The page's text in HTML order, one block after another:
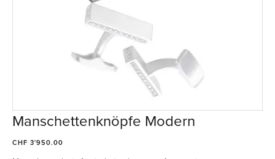
Manschettenknöpfe Modern
CHF 3'950.00